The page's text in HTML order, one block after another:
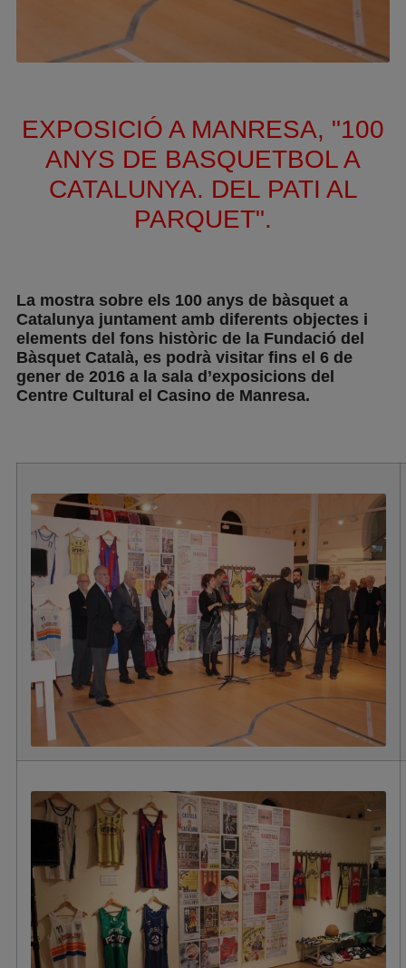
EXPOSICIÓ A MANRESA, "100
ANYS DE BASQUETBOL A
CATALUNYA. DEL PATI AL
PARQUET".
La mostra sobre els 100 anys de bàsquet a
Catalunya juntament amb diferents objectes i
elements del fons històric de la Fundació del
Bàsquet Català, es podrà visitar fins el 6 de
gener de 2016 a la sala d’exposicions del
Centre Cultural el Casino de Manresa.